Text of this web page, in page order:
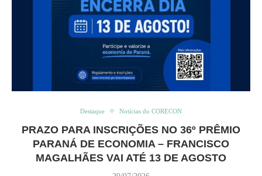
Destaque Notícias do CORECON
PRAZO PARA INSCRIÇÕES NO 36º PRÊMIO
PARANÁ DE ECONOMIA – FRANCISCO
MAGALHÃES VAI ATÉ 13 DE AGOSTO